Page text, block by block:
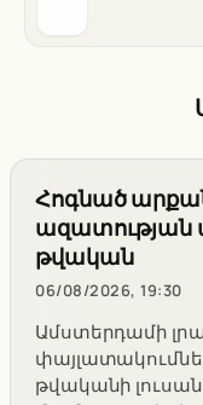
Հոգնած
ազատության
թվական
06/08/2026, 19:30
Ամստերդամի
թվականի